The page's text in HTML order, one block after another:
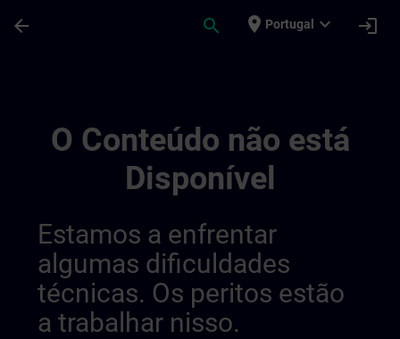
arrow_back search place Portugal expand_more login
O Conteúdo não está
Disponível
Estamos a enfrentar
algumas dificuldades
técnicas. Os peritos estão
a trabalhar nisso.